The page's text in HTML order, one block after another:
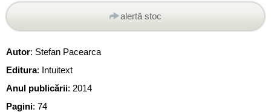
alertă stoc
Autor: Stefan Pacearca
Editura: Intuitext
Anul publicării: 2014
Pagini: 74